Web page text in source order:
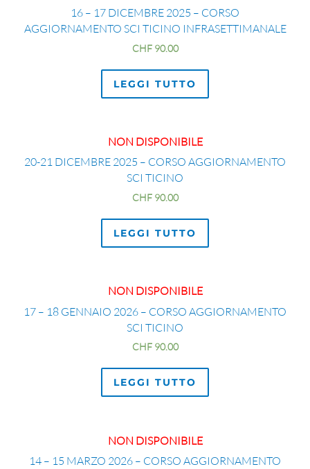
16 – 17 DICEMBRE 2025 – CORSO
AGGIORNAMENTO SCI TICINO INFRASETTIMANALE
CHF90.00
LEGGI TUTTO
NON DISPONIBILE
20-21 DICEMBRE 2025 – CORSO AGGIORNAMENTO
SCI TICINO
CHF90.00
LEGGI TUTTO
NON DISPONIBILE
17 – 18 GENNAIO 2026 – CORSO AGGIORNAMENTO
SCI TICINO
CHF90.00
LEGGI TUTTO
NON DISPONIBILE
14 – 15 MARZO 2026 – CORSO AGGIORNAMENTO